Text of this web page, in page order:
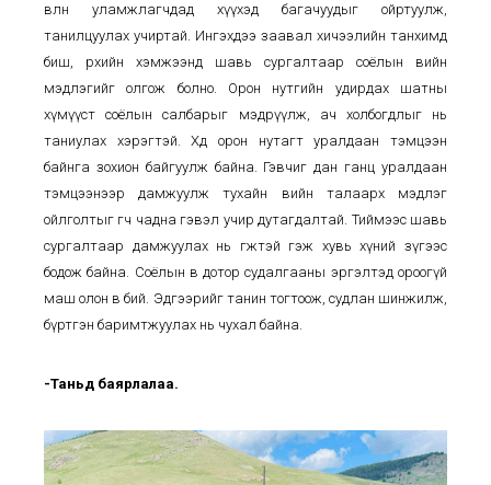
өвлөн уламжлагчдад хүүхэд багачуудыг ойртуулж,
танилцуулах учиртай. Ингэхдээ заавал хичээлийн танхимд
биш, өрхийн хэмжээнд шавь сургалтаар соёлын өвийн
мэдлэгийг олгож болно. Орон нутгийн удирдах шатны
хүмүүст соёлын салбарыг мэдрүүлж, ач холбогдлыг нь
таниулах хэрэгтэй. Хөдөө орон нутагт уралдаан тэмцээн
байнга зохион байгуулж байна. Гэвчиг дан ганц уралдаан
тэмцээнээр дамжуулж тухайн өвийн талаарх мэдлэг
ойлголтыг өгч чадна гэвэл учир дутагдалтай. Тиймээс шавь
сургалтаар дамжуулах нь өгөөжтэй гэж хувь хүний зүгээс
бодож байна. Соёлын өв дотор судалгааны эргэлтэд ороогүй
маш олон өв бий. Эдгээрийг танин тогтоож, судлан шинжилж,
бүртгэн баримтжуулах нь чухал байна.
-Таньд баярлалаа.